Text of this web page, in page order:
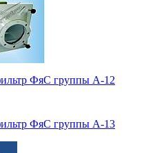
ФяС группы А-12
ФяС группы А-13